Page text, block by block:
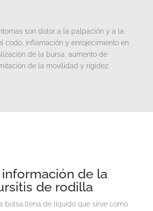
son dolor a la palpación y a la
codo, inflamación y enrojecimiento en
de la bursa, aumento de
de la movilidad y rigidez.
información de la
de rodilla
bolsa llena de líquido que sirve como